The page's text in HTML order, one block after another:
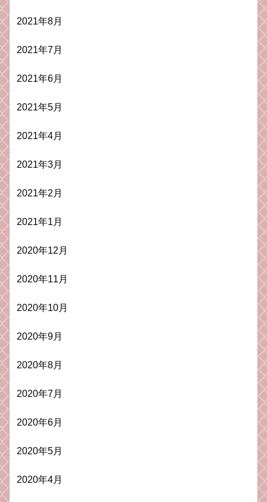
2021年8月
2021年7月
2021年6月
2021年5月
2021年4月
2021年3月
2021年2月
2021年1月
2020年12月
2020年11月
2020年10月
2020年9月
2020年8月
2020年7月
2020年6月
2020年5月
2020年4月